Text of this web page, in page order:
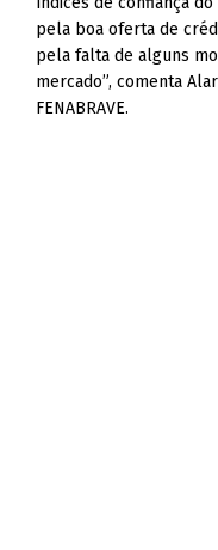
pela boa oferta de
pela falta de alguns
mercado”, comenta
FENABRAVE.